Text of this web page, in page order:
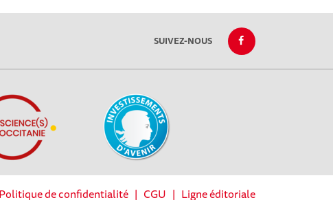
SUIVEZ-NOUS
Politique de confidentialité| CGU | Ligne éditoriale